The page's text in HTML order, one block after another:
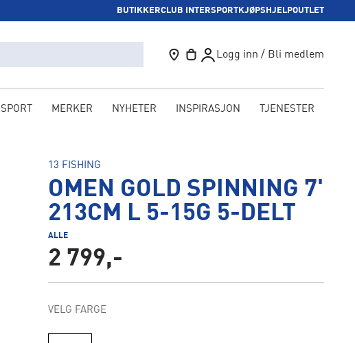
BUTIKKERCLUB INTERSPORTKJØPSHJELPOUTLET
Logg inn / Bli medlem
MERKER NYHETER INSPIRASJON TJENESTER
13 FISHING
OMEN GOLD SPINNING 7'
213CM L 5-15G 5-DELT
ALLE
2 799,-
VELG FARGE